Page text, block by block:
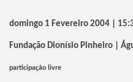
domingo 1 Fevereiro 2004 |
Fundação Dionísio Pinheiro |
participação livre